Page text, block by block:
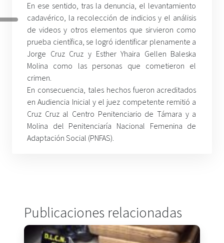
En ese sentido, tras la denuncia, el levantamiento
cadavérico, la recolección de indicios y el análisis
de videos y otros elementos que sirvieron como
prueba científica, se logró identificar plenamente a
Jorge Cruz Cruz y Esther Yhaira Gellen Baleska
Molina como las personas que cometieron el
crimen.
En consecuencia, tales hechos fueron acreditados
en Audiencia Inicial y el juez competente remitió a
Cruz Cruz al Centro Penitenciario de Támara y a
Molina del Penitenciaría Nacional Femenina de
Adaptación Social (PNFAS).
Publicaciones relacionadas